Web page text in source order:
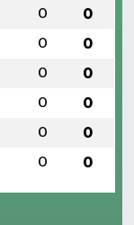
0 0
0 0
0 0
0 0
0 0
0 0